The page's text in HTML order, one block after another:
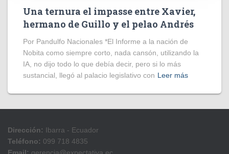
Una ternura el impasse entre Xavier,
hermano de Guillo y el pelao Andrés
Por Pandulfo Nacionales *El Informe a la nación de
Nobita como siempre corto, nada cansón, utilizando la
IA, no dijo todo lo que debía decir, pero si lo más
sustancial, llegó al palacio legislativo con Leer más
Dirección: Ibarra - Ecuador
Teléfono: 099 718 4835